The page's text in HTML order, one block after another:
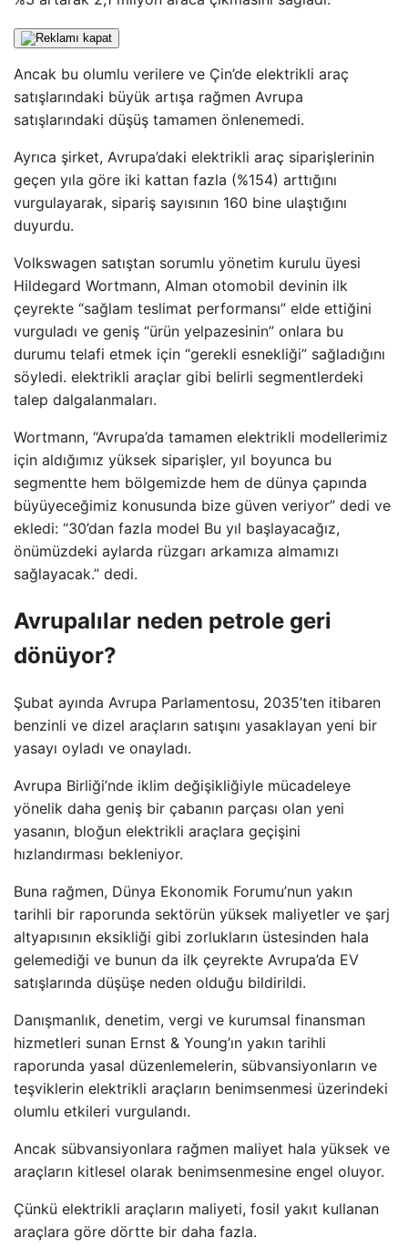
Ancak bu olumlu verilere ve Çin’de elektrikli araç
satışlarındaki büyük artışa rağmen Avrupa
satışlarındaki düşüş tamamen önlenemedi.
Ayrıca şirket, Avrupa’daki elektrikli araç siparişlerinin
geçen yıla göre iki kattan fazla (%154) arttığını
vurgulayarak, sipariş sayısının 160 bine ulaştığını
duyurdu.
Volkswagen satıştan sorumlu yönetim kurulu üyesi
Hildegard Wortmann, Alman otomobil devinin ilk
çeyrekte “sağlam teslimat performansı” elde ettiğini
vurguladı ve geniş “ürün yelpazesinin” onlara bu
durumu telafi etmek için “gerekli esnekliği” sağladığını
söyledi. elektrikli araçlar gibi belirli segmentlerdeki
talep dalgalanmaları.
Wortmann, “Avrupa’da tamamen elektrikli modellerimiz
için aldığımız yüksek siparişler, yıl boyunca bu
segmentte hem bölgemizde hem de dünya çapında
büyüyeceğimiz konusunda bize güven veriyor” dedi ve
ekledi: “30’dan fazla model Bu yıl başlayacağız,
önümüzdeki aylarda rüzgarı arkamıza almamızı
sağlayacak.” dedi.
Avrupalılar neden petrole geri
dönüyor?
Şubat ayında Avrupa Parlamentosu, 2035’ten itibaren
benzinli ve dizel araçların satışını yasaklayan yeni bir
yasayı oyladı ve onayladı.
Avrupa Birliği’nde iklim değişikliğiyle mücadeleye
yönelik daha geniş bir çabanın parçası olan yeni
yasanın, bloğun elektrikli araçlara geçişini
hızlandırması bekleniyor.
Buna rağmen, Dünya Ekonomik Forumu’nun yakın
tarihli bir raporunda sektörün yüksek maliyetler ve şarj
altyapısının eksikliği gibi zorlukların üstesinden hala
gelemediği ve bunun da ilk çeyrekte Avrupa’da EV
satışlarında düşüşe neden olduğu bildirildi.
Danışmanlık, denetim, vergi ve kurumsal finansman
hizmetleri sunan Ernst & Young’ın yakın tarihli
raporunda yasal düzenlemelerin, sübvansiyonların ve
teşviklerin elektrikli araçların benimsenmesi üzerindeki
olumlu etkileri vurgulandı.
Ancak sübvansiyonlara rağmen maliyet hala yüksek ve
araçların kitlesel olarak benimsenmesine engel oluyor.
Çünkü elektrikli araçların maliyeti, fosil yakıt kullanan
araçlara göre dörtte bir daha fazla.